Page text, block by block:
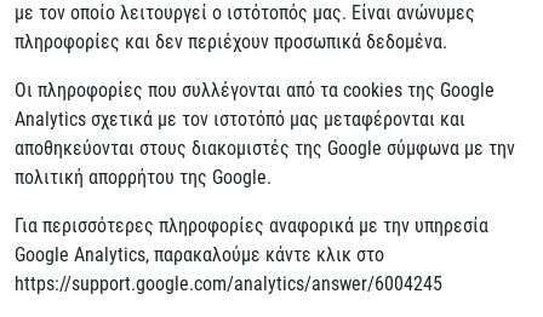
με τον οποίο λειτουργεί ο ιστότοπός μας. Είναι ανώνυμες
πληροφορίες και δεν περιέχουν προσωπικά δεδομένα.
Οι πληροφορίες που συλλέγονται από τα cookies της Google
Analytics σχετικά με τον ιστοτόπό μας μεταφέρονται και
αποθηκεύονται στους διακομιστές της Google σύμφωνα με την
πολιτική απορρήτου της Google.
Για περισσότερες πληροφορίες αναφορικά με την υπηρεσία
Google Analytics, παρακαλούμε κάντε κλικ στο
https://support.google.com/analytics/answer/6004245